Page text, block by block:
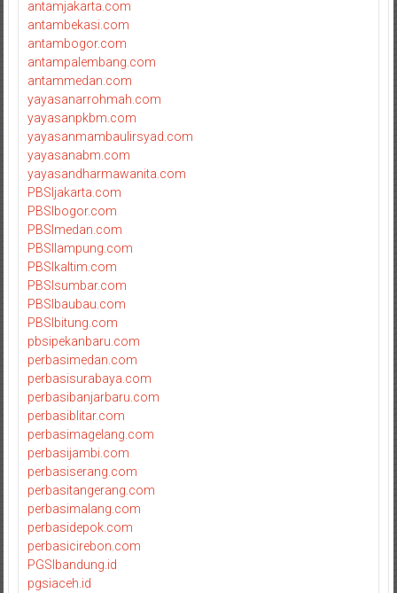
antamjakarta.com
antambekasi.com
antambogor.com
antampalembang.com
antammedan.com
yayasanarrohmah.com
yayasanpkbm.com
yayasanmambaulirsyad.com
yayasanabm.com
yayasandharmawanita.com
PBSIjakarta.com
PBSIbogor.com
PBSImedan.com
PBSIlampung.com
PBSIkaltim.com
PBSIsumbar.com
PBSIbaubau.com
PBSIbitung.com
pbsipekanbaru.com
perbasimedan.com
perbasisurabaya.com
perbasibanjarbaru.com
perbasiblitar.com
perbasimagelang.com
perbasijambi.com
perbasiserang.com
perbasitangerang.com
perbasimalang.com
perbasidepok.com
perbasicirebon.com
PGSIbandung.id
pgsiaceh.id